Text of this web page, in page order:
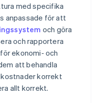
med specifika
anpassade för att
och göra
och rapportera
ekonomi- och
att behandla
korrekt
allt korrekt.